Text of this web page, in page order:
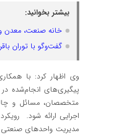
بیشتر بخوانید:
خانه صنعت، معدن
گفت‌وگو با توران
وی اظهار کرد: با
پیگیری‌های انجام‌شده
متخصصان، مسائل و
اجرایی ارائه شود.
مدیریت واحدهای صنعتی